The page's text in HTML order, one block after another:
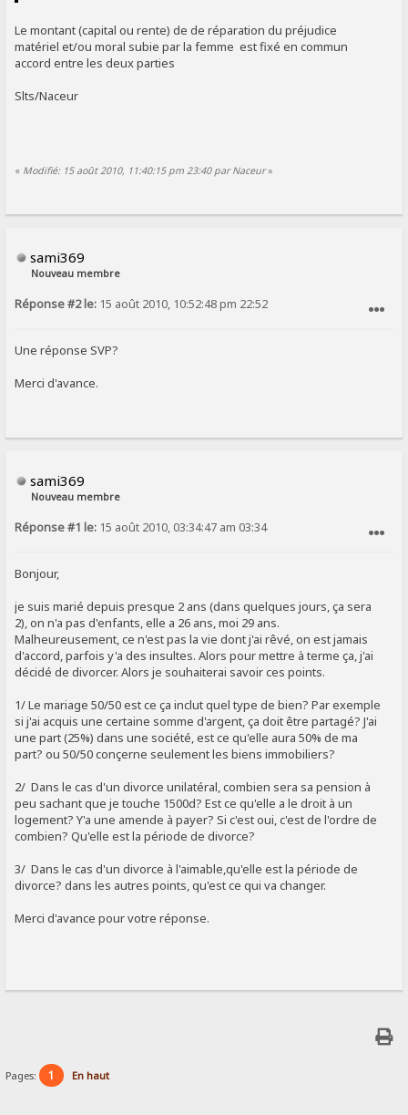
Le montant (capital ou rente) de de réparation du préjudice
matériel et/ou moral subie par la femme est fixé en commun
accord entre les deux parties
Slts/Naceur
« Modifié: 15 août 2010, 11:40:15 pm 23:40 par Naceur»
sami369
Nouveau membre
Réponse #2 le: 15 août 2010, 10:52:48 pm 22:52
Une réponse SVP?
Merci d'avance.
sami369
Nouveau membre
Réponse #1 le: 15 août 2010, 03:34:47 am 03:34
Bonjour,
je suis marié depuis presque 2 ans (dans quelques jours, ça sera
2), on n'a pas d'enfants, elle a 26 ans, moi 29 ans.
Malheureusement, ce n'est pas la vie dont j'ai rêvé, on est jamais
d'accord, parfois y'a des insultes. Alors pour mettre à terme ça, j'ai
décidé de divorcer. Alors je souhaiterai savoir ces points.
1/ Le mariage 50/50 est ce ça inclut quel type de bien? Par exemple
si j'ai acquis une certaine somme d'argent, ça doit être partagé? J'ai
une part (25%) dans une société, est ce qu'elle aura 50% de ma
part? ou 50/50 conçerne seulement les biens immobiliers?
2/ Dans le cas d'un divorce unilatéral, combien sera sa pension à
peu sachant que je touche 1500d? Est ce qu'elle a le droit à un
logement? Y'a une amende à payer? Si c'est oui, c'est de l'ordre de
combien? Qu'elle est la période de divorce?
3/ Dans le cas d'un divorce à l'aimable,qu'elle est la période de
divorce? dans les autres points, qu'est ce qui va changer.
Merci d'avance pour votre réponse.
Pages: 1 En haut